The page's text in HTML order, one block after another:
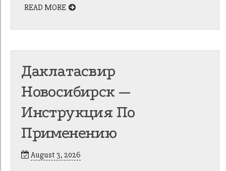
READ MORE
Даклатасвир
Новосибирск —
Инструкция По
Применению
August 3, 2026